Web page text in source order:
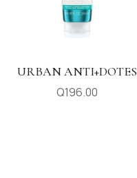
URBAN ANTI+DOTES
Q196.00